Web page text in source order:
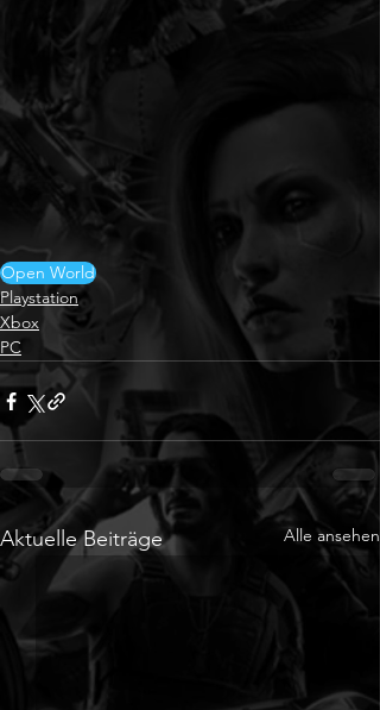
Open World
Playstation
Xbox
PC
Aktuelle Beiträge Alle ansehen